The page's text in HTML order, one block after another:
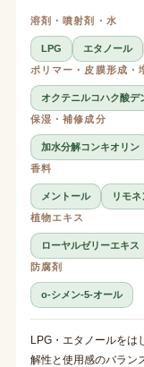
溶剤・噴射剤・水
LPG エタノール
ポリマー・皮膜形成・
オクテニルコハク酸デ
保湿・補修成分
加水分解コンキオリン
香料
メントール リモネ
植物エキス
ローヤルゼリーエキス
防腐剤
o-シメン-5-オール
LPG・エタノールをは
解性と使用感のバラン